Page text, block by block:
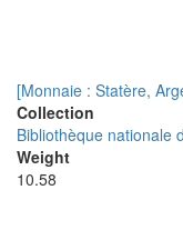
[Monnaie : Statère,
Collection
Bibliothèque nationale
Weight
10.58